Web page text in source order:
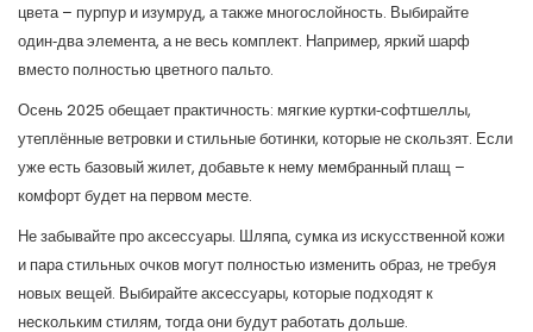
цвета – пурпур и изумруд, а также многослойность. Выбирайте
один‑два элемента, а не весь комплект. Например, яркий шарф
вместо полностью цветного пальто.
Осень 2025 обещает практичность: мягкие куртки‑софтшеллы,
утеплённые ветровки и стильные ботинки, которые не скользят. Если
уже есть базовый жилет, добавьте к нему мембранный плащ –
комфорт будет на первом месте.
Не забывайте про аксессуары. Шляпа, сумка из искусственной кожи
и пара стильных очков могут полностью изменить образ, не требуя
новых вещей. Выбирайте аксессуары, которые подходят к
нескольким стилям, тогда они будут работать дольше.